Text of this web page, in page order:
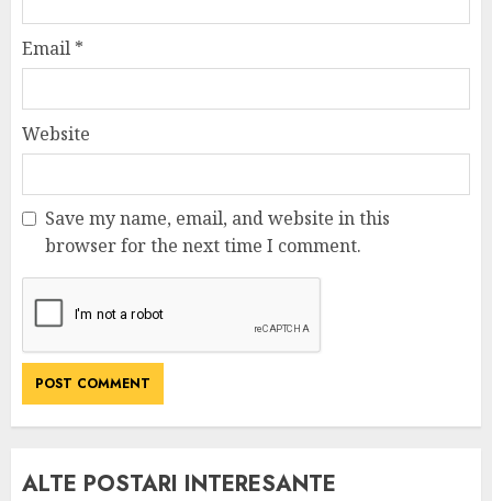
Email *
Website
Save my name, email, and website in this
browser for the next time I comment.
ALTE POSTARI INTERESANTE